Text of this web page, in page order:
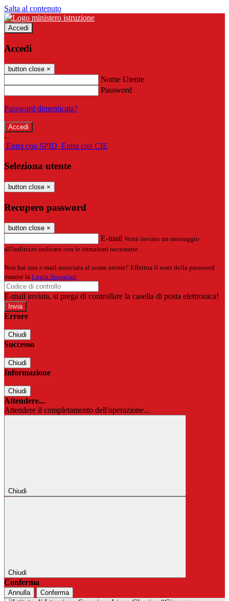
Salta al contenuto
Accedi
Accedi
button close ×
Nome Utente
Password
Password dimenticata?
-
Entra con SPID Entra con CIE
Seleziona utente
button close ×
Recupero password
button close ×
E-mail Verrà inviato un messaggio
all'indirizzo indicato con le istruzioni necessarie.
Non hai una e-mail associata al nome utente? Effettua il reset della password
tramite la Login Spaggiari
E-mail inviata, si prega di controllare la casella di posta elettronica!
Errore
Chiudi
Successo
Chiudi
Informazione
Chiudi
Attendere...
Attendere il completamento dell'operazione...
Chiudi
Chiudi
Conferma
Annulla Conferma